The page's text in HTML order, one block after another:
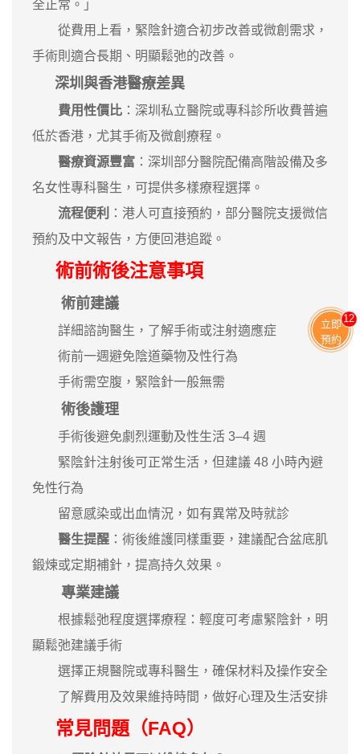
全正常。」
從費用上看，緊陰針適合初步改善或微創需求，
手術則適合長期、明顯鬆弛的改善。
深圳與香港醫療差異
費用性價比 ：深圳私立醫院或專科診所收費普遍
低於香港，尤其手術及微創療程。
醫療資源豐富 ：深圳部分醫院配備高階設備及多
名女性專科醫生，可提供多樣療程選擇。
流程便利
：港人可直接預約，部分醫院支援微信
預約及中文報告，方便回港追蹤。
術前術後注意事項
術前建議
詳細諮詢醫生，了解手術或注射適應症
術前一週避免陰道藥物及性行為
手術需空腹，緊陰針一般無需
術後護理
手術後避免劇烈運動及性生活 3–4 週
緊陰針注射後可正常生活，但建議 48 小時內避
免性行為
留意感染或出血情況，如有異常及時就診
醫生提醒 ：術後維護同樣重要，建議配合盆底肌
鍛煉或定期補針，提高持久效果。
專業建議
根據鬆弛程度選擇療程：輕度可考慮緊陰針，明
顯鬆弛建議手術
選擇正規醫院或專科醫生，確保材料及操作安全
了解費用及效果維持時間，做好心理及生活安排
常見問題（FAQ）
立即
預約
11